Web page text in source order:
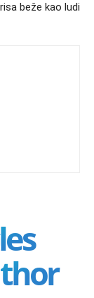
beže kao ludi